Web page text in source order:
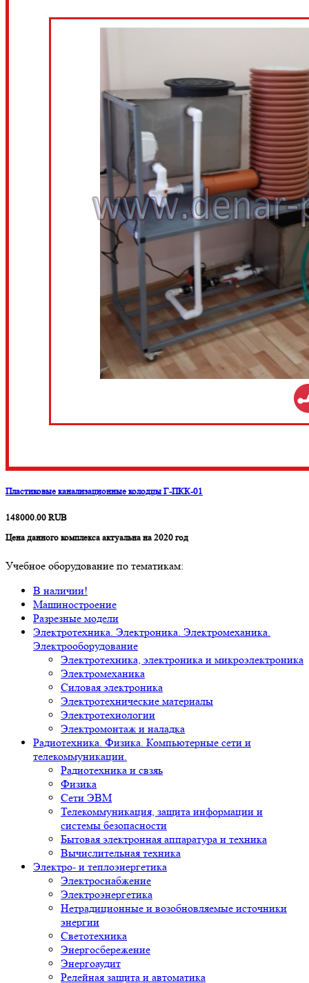
Пластиковые канализационные колодцы Г-ПКК-01
148000.00 RUB
Цена данного комплекса актуальна на 2020 год
Учебное оборудование по тематикам:
В наличии!
Машиностроение
Разрезные модели
Электротехника. Электроника. Электромеханика.
Электрооборудование
Электротехника, электроника и микроэлектроника
Электромеханика
Силовая электроника
Электротехнические материалы
Электротехнологии
Электромонтаж и наладка
Радиотехника. Физика. Компьютерные сети и
телекоммуникации.
Радиотехника и свзяь
Физика
Сети ЭВМ
Телекоммуникация, защита информации и
системы безопасности
Бытовая электронная аппаратура и техника
Вычислительная техника
Электро- и теплоэнергетика
Электроснабжение
Электроэнергетика
Нетрадиционные и возобновляемые источники
энергии
Светотехника
Энергосбережение
Энергоаудит
Релейная защита и автоматика